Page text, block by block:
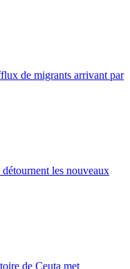
de migrants arrivant par
les nouveaux
de Ceuta met